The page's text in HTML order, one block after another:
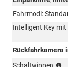
Fahrmodi:
Intelligent Key
Rückfahrkamera
Schaltwippen